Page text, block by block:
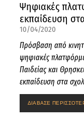
Ψηφιακές
εκπαίδευση
10/04/2020
Πρόσβαση από
ψηφιακές
Παιδείας και
εκπαίδευση στα
ΔΙΑΒΑΣΕ